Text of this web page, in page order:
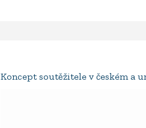
Koncept soutěžitele v českém a